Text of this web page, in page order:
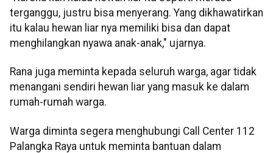
terganggu, justru bisa menyerang. Yang dikhawatirkan
itu kalau hewan liar nya memiliki bisa dan dapat
menghilangkan nyawa anak-anak," ujarnya.
Rana juga meminta kepada seluruh warga, agar tidak
menangani sendiri hewan liar yang masuk ke dalam
rumah-rumah warga.
Warga diminta segera menghubungi Call Center 112
Palangka Raya untuk meminta bantuan dalam